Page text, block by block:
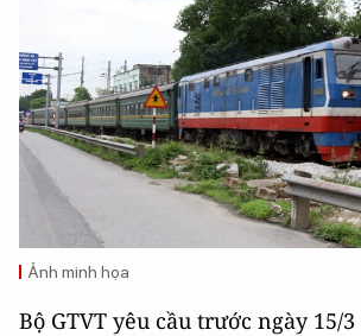
Ảnh minh họa
Bộ GTVT yêu cầu trước ngày 15/